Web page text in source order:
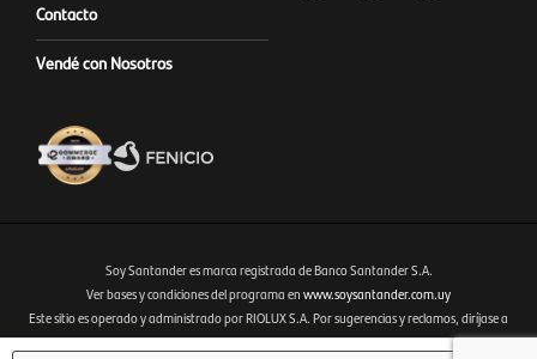
Contacto
Vendé con Nosotros
Fenicio eCommerce Uruguay
Soy Santander es marca registrada de Banco Santander S.A.
Ver bases y condiciones del programa en www.soysantander.com.uy
Este sitio es operado y administrado por RIOLUX S.A. Por sugerencias y reclamos, diríjase a
soporte.tienda@soysantander.com.uyo al WhatsApp 099 306 165.